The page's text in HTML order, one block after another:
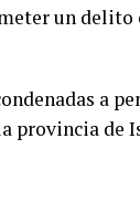
un
a
provincia de